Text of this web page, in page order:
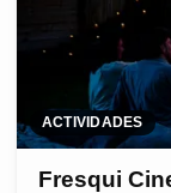
ACTIVIDADES
Fresqui